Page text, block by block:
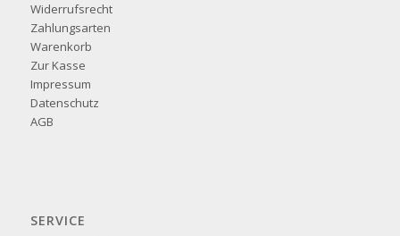
Widerrufsrecht
Zahlungsarten
Warenkorb
Zur Kasse
Impressum
Datenschutz
AGB
SERVICE